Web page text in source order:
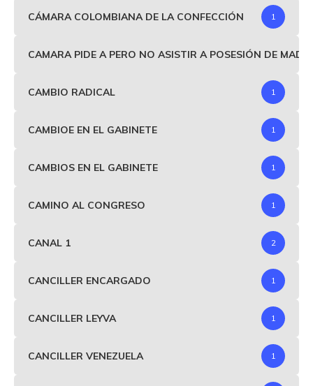
CÁMARA COLOMBIANA DE LA CONFECCIÓN 1
CAMARA PIDE A PERO NO ASISTIR A POSESIÓN DE
CAMBIO RADICAL 1
CAMBIOE EN EL GABINETE 1
CAMBIOS EN EL GABINETE 1
CAMINO AL CONGRESO 1
CANAL 1 2
CANCILLER ENCARGADO 1
CANCILLER LEYVA 1
CANCILLER VENEZUELA 1